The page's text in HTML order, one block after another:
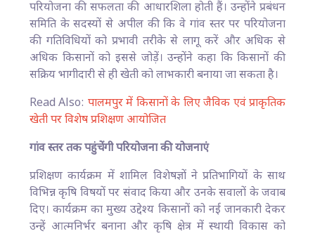
परियोजना की सफलता की आधारशिला होती हैं। उन्होंने प्रबंधन
समिति के सदस्यों से अपील की कि वे गांव स्तर पर परियोजना
की गतिविधियों को प्रभावी तरीके से लागू करें और अधिक से
अधिक किसानों को इससे जोड़ें। उन्होंने कहा कि किसानों की
सक्रिय भागीदारी से ही खेती को लाभकारी बनाया जा सकता है।
Read Also: पालमपुर में किसानों के लिए जैविक एवं प्राकृतिक
खेती पर विशेष प्रशिक्षण आयोजित
गांव स्तर तक पहुंचेंगी परियोजना की योजनाएं
प्रशिक्षण कार्यक्रम में शामिल विशेषज्ञों ने प्रतिभागियों के साथ
विभिन्न कृषि विषयों पर संवाद किया और उनके सवालों के जवाब
दिए। कार्यक्रम का मुख्य उद्देश्य किसानों को नई जानकारी देकर
उन्हें आत्मनिर्भर बनाना और कृषि क्षेत्र में स्थायी विकास को